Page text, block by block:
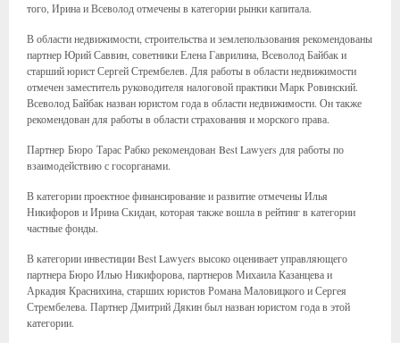
того, Ирина и Всеволод отмечены в категории рынки капитала.
В области недвижимости, строительства и землепользования рекомендованы
партнер Юрий Саввин, советники Елена Гаврилина, Всеволод Байбак и
старший юрист Сергей Стрембелев. Для работы в области недвижимости
отмечен заместитель руководителя налоговой практики Марк Ровинский.
Всеволод Байбак назван юристом года в области недвижимости. Он также
рекомендован для работы в области страхования и морского права.
Партнер Бюро Тарас Рабко рекомендован Best Lawyers для работы по
взаимодействию с госорганами.
В категории проектное финансирование и развитие отмечены Илья
Никифоров и Ирина Скидан, которая также вошла в рейтинг в категории
частные фонды.
В категории инвестиции Best Lawyers высоко оценивает управляющего
партнера Бюро Илью Никифорова, партнеров Михаила Казанцева и
Аркадия Краснихина, старших юристов Романа Маловицкого и Сергея
Стрембелева. Партнер Дмитрий Дякин был назван юристом года в этой
категории.